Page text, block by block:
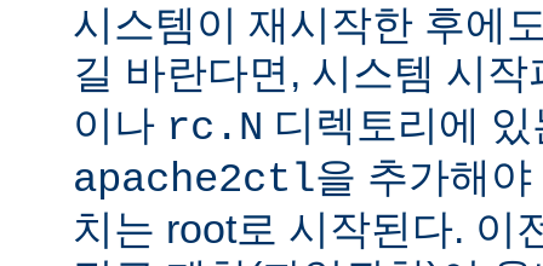
시스템이 재시작한 후에
길 바란다면, 시스템 시
이나 rc.N 디렉토리에
apache2ctl을 추가해
치는 root로 시작된다. 이